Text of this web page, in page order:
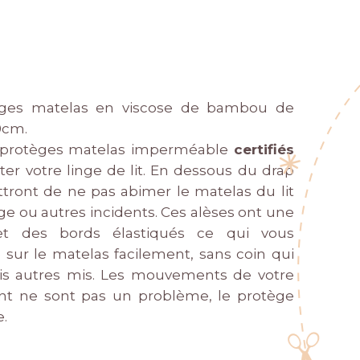
matelas en viscose de bambou de
matelas imperméable certifiés
votre linge de lit. En dessous du drap
de ne pas abimer le matelas du lit
ou autres incidents. Ces alèses ont une
des bords élastiqués ce qui vous
le matelas facilement, sans coin qui
autres mis. Les mouvements de votre
ne sont pas un problème, le protège